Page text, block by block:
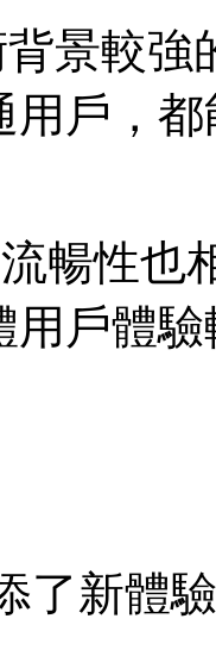
景較
用戶，
暢性也
用戶體
了新體